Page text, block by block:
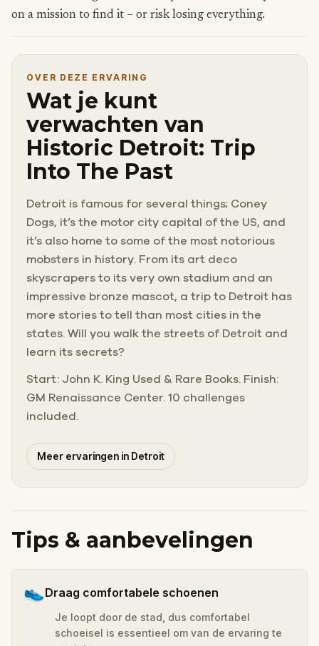
on a mission to find it – or risk losing everything.
OVER DEZE ERVARING
Wat je kunt
verwachten van
Historic Detroit: Trip
Into The Past
Detroit is famous for several things; Coney
Dogs, it’s the motor city capital of the US, and
it’s also home to some of the most notorious
mobsters in history. From its art deco
skyscrapers to its very own stadium and an
impressive bronze mascot, a trip to Detroit has
more stories to tell than most cities in the
states. Will you walk the streets of Detroit and
learn its secrets?
Start: John K. King Used & Rare Books. Finish:
GM Renaissance Center. 10 challenges
included.
Meer ervaringen in Detroit
Tips & aanbevelingen
👟Draag comfortabele schoenen
Je loopt door de stad, dus comfortabel
schoeisel is essentieel om van de ervaring te